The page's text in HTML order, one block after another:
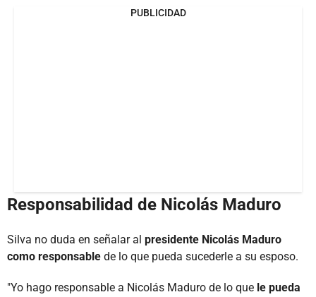
PUBLICIDAD
Responsabilidad de Nicolás Maduro
Silva no duda en señalar al presidente Nicolás Maduro
como responsable de lo que pueda sucederle a su esposo.
"Yo hago responsable a Nicolás Maduro de lo que le pueda